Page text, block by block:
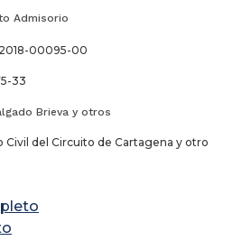
Admisorio
00095-00
33
Brieva y otros
Civil del Circuito de Cartagena y otro